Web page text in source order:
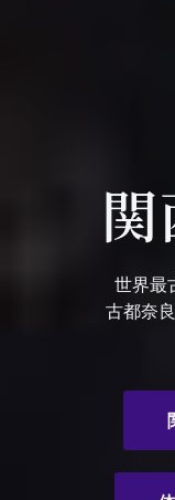
世界最
古都奈